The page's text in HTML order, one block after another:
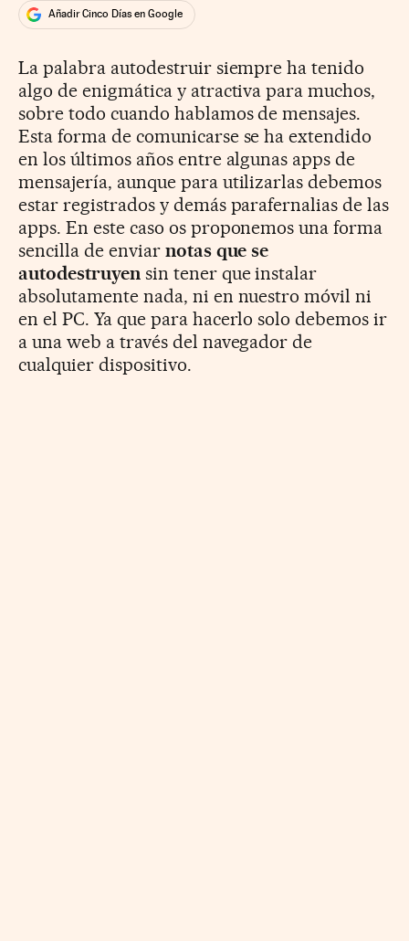
Añadir Cinco Días en Google
La palabra autodestruir siempre ha tenido
algo de enigmática y atractiva para muchos,
sobre todo cuando hablamos de mensajes.
Esta forma de comunicarse se ha extendido
en los últimos años entre algunas apps de
mensajería, aunque para utilizarlas debemos
estar registrados y demás parafernalias de las
apps. En este caso os proponemos una forma
sencilla de enviar notas que se
autodestruyen sin tener que instalar
absolutamente nada, ni en nuestro móvil ni
en el PC. Ya que para hacerlo solo debemos ir
a una web a través del navegador de
cualquier dispositivo.